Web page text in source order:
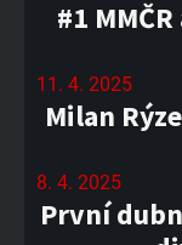
#1
11. 4. 2025
Milan
8. 4. 2025
První